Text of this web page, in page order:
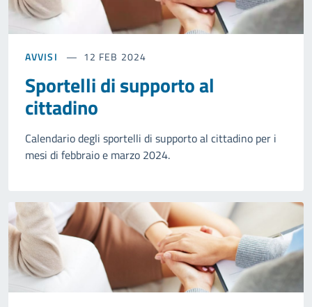
AVVISI 12 FEB 2024
Sportelli di supporto al
cittadino
Calendario degli sportelli di supporto al cittadino per i
mesi di febbraio e marzo 2024.